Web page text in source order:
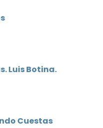
Luis Botina.
Cuestas